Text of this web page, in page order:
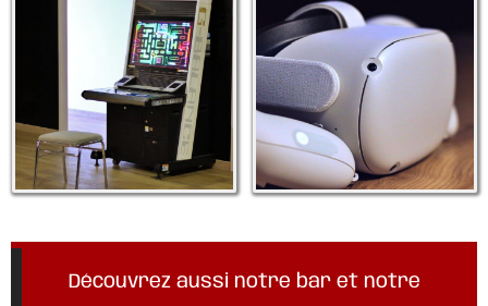
Découvrez aussi notre bar et notre